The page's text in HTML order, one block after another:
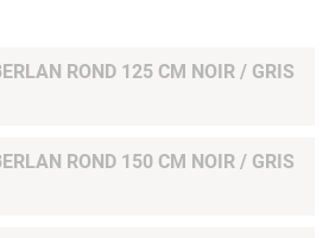
LACETS ZAMBERLAN ROND 125 CM NOIR / GRIS
LACETS ZAMBERLAN ROND 150 CM NOIR / GRIS